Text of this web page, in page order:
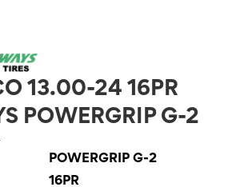
13.00-24 16PR
POWERGRIP G-2
POWERGRIP G-2
16PR